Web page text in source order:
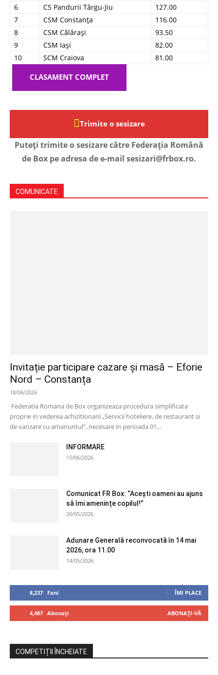
6 CS Pandurii Târgu-Jiu
127.00
7
CSM Constanța
116.00
8
CSM Călărași
93.50
9
CSM Iași
82.00
10
SCM Craiova 81.00
CLASAMENT COMPLET
Trimite o sesizare
Puteți trimite o sesizare către Federația Română
de Box pe adresa de e-mail sesizari@frbox.ro.
COMUNICATE
Invitație participare cazare și masă – Eforie
Nord – Constanța
18/06/2026
Federatia Romana de Box organizeaza procedura simplificata
proprie in vederea achizitionarii „Servicii hoteliere, de restaurant si
de vanzare cu amanuntul”, necesare in perioada 01...
INFORMARE
15/06/2026
Comunicat FR Box: “Acești oameni au ajuns
să îmi amenințe copilul!”
20/05/2026
Adunare Generală reconvocată în 14 mai
2026, ora 11.00
14/05/2026
8,237 Fani ÎMI PLACE
4,487 Abonați ABONAȚI-VĂ
COMPETIȚII ÎNCHEIATE